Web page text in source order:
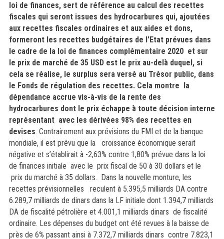
loi de finances, sert de référence au calcul des recettes
fiscales qui seront issues des hydrocarbures qui, ajoutées
aux recettes fiscales ordinaires et aux aides et dons,
formeront les recettes budgétaires de l'Etat prévues dans
le cadre de la loi de finances complémentaire 2020 et sur
le prix de marché de 35 USD est le prix au-delà duquel, si
cela se réalise, le surplus sera versé au Trésor public, dans
le Fonds de régulation des recettes. Cela montre la
dépendance accrue vis-à-vis de la rente des
hydrocarbures dont le prix échappe à toute décision interne
représentant avec les dérivées 98% des recettes en
devises. Contrairement aux prévisions du FMI et de la banque
mondiale, il est prévu que la
croissance économique serait
négative et s’établirait à -2,63% contre 1,80% prévue dans la loi
de finances initiale avec le prix fiscal de 50 à 30 dollars et le
prix du marché à 35 dollars. Dans la nouvelle monture, les
recettes prévisionnelles reculent à 5.395,5 milliards DA contre
6.289,7 milliards de dinars dans la LF initiale dont 1.394,7 milliards
DA de fiscalité pétrolière et 4.001,1 milliards dinars de fiscalité
ordinaire. Les dépenses du budget ont été revues à la baisse de
près de 6% passant ainsi à 7.372,7 milliards dinars contre 7.823,1